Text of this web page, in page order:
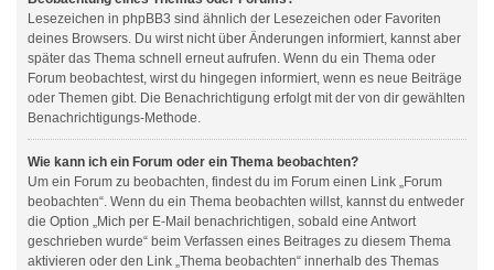
Lesezeichen in phpBB3 sind ähnlich der Lesezeichen oder Favoriten
deines Browsers. Du wirst nicht über Änderungen informiert, kannst aber
später das Thema schnell erneut aufrufen. Wenn du ein Thema oder
Forum beobachtest, wirst du hingegen informiert, wenn es neue Beiträge
oder Themen gibt. Die Benachrichtigung erfolgt mit der von dir gewählten
Benachrichtigungs-Methode.
Wie kann ich ein Forum oder ein Thema beobachten?
Um ein Forum zu beobachten, findest du im Forum einen Link „Forum
beobachten“. Wenn du ein Thema beobachten willst, kannst du entweder
die Option „Mich per E-Mail benachrichtigen, sobald eine Antwort
geschrieben wurde“ beim Verfassen eines Beitrages zu diesem Thema
aktivieren oder den Link „Thema beobachten“ innerhalb des Themas